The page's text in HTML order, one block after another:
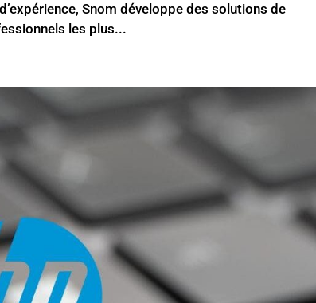
Snom développe des solutions de
les plus...